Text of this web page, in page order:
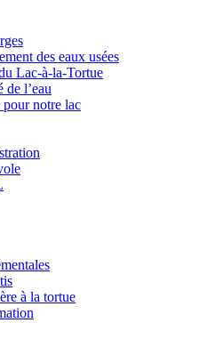
des eaux usées
Lac-à-la-Tortue
de l’eau
pour notre lac
à la tortue